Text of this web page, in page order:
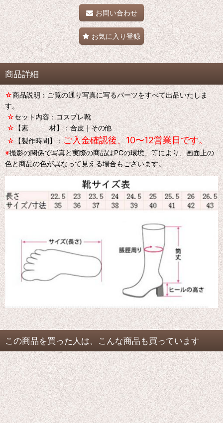
お問い合わせ
お気に入り登録
商品詳細
☆商品説明：ご覧の通り写真に写るパーツをすべて出品いたしま
す。
☆セット内容：コスプレ靴
☆【素 材】：合皮｜その他
☆【製作時間】：ご入金確認後、10〜12営業日です。
※撮影の関係で写真と実際の商品はPCの環境、等により、画面上の
色と商品の色が異なって見える場合もございます。
この商品を買った人は、こんな商品も買っています